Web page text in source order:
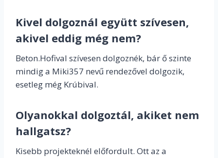
Kivel dolgoznál együtt szívesen,
akivel eddig még nem?
Beton.Hofival szívesen dolgoznék, bár ő szinte
mindig a Miki357 nevű rendezővel dolgozik,
esetleg még Krúbival.
Olyanokkal dolgoztál, akiket nem
hallgatsz?
Kisebb projekteknél előfordult. Ott az a